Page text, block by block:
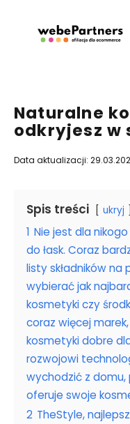
Naturalne
odkryjesz w
Data aktualizacji:
Spis treści ukryj
1 Nie jest dla
do łask. Coraz
listy składników na
wybierać jak
kosmetyki czy
coraz więcej
kosmetyki dobre
rozwojowi
wychodzić z
oferuje swoje
2 TheStyle,